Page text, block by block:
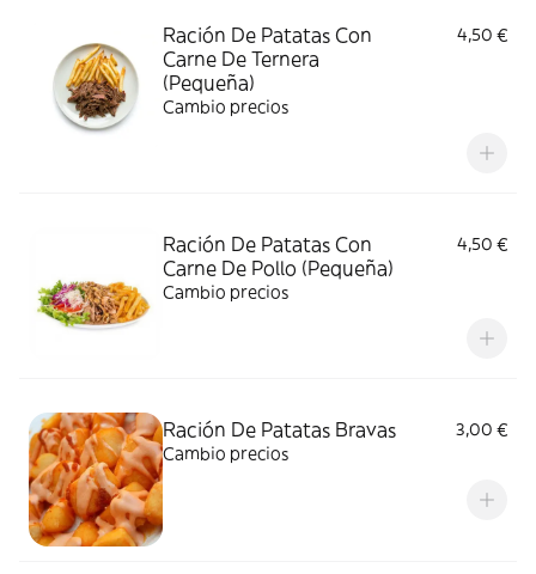
Ración De Patatas Con
Carne De Ternera
(Pequeña)
4,50 €
Cambio precios
Ración De Patatas Con
Carne De Pollo (Pequeña)
4,50 €
Cambio precios
Ración De Patatas Bravas
3,00 €
Cambio precios